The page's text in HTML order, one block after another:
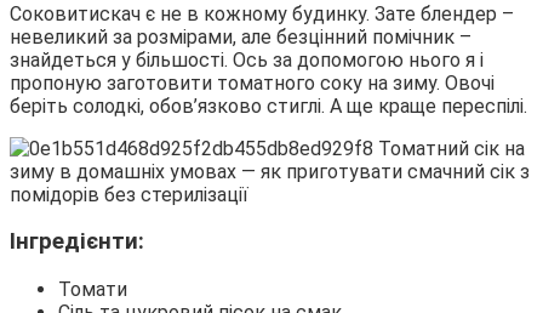
Соковитискач є не в кожному будинку. Зате блендер –
невеликий за розмірами, але безцінний помічник –
знайдеться у більшості. Ось за допомогою нього я і
пропоную заготовити томатного соку на зиму. Овочі
беріть солодкі, обов’язково стиглі. А ще краще переспілі.
Інгредієнти:
Томати